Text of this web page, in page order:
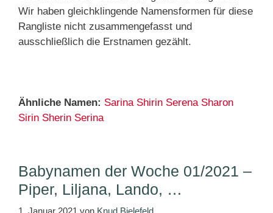
Wir haben gleichklingende Namensformen für diese
Rangliste nicht zusammengefasst und
ausschließlich die Erstnamen gezählt.
Ähnliche Namen: Sarina Shirin Serena Sharon
Sirin Sherin Serina
Babynamen der Woche 01/2021 –
Piper, Liljana, Lando, …